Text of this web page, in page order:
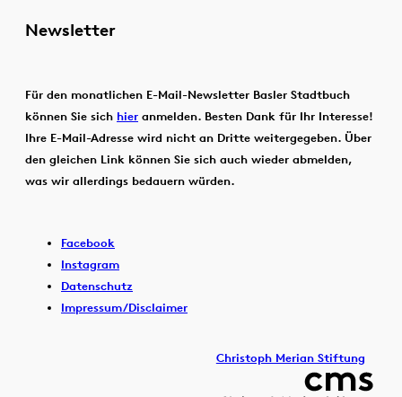
Newsletter
Für den monatlichen E-Mail-Newsletter Basler Stadtbuch
können Sie sich hier anmelden. Besten Dank für Ihr Interesse!
Ihre E-Mail-Adresse wird nicht an Dritte weitergegeben. Über
den gleichen Link können Sie sich auch wieder abmelden,
was wir allerdings bedauern würden.
Facebook
Instagram
Datenschutz
Impressum/Disclaimer
Christoph Merian Stiftung